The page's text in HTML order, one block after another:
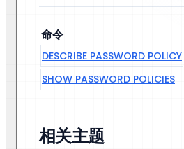
命令
DESCRIBE PASSWORD POLICY
SHOW PASSWORD POLICIES
相关主题